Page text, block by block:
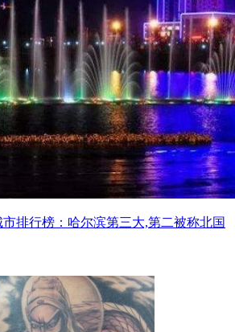
排行榜：哈尔滨第三大,第二被称北国